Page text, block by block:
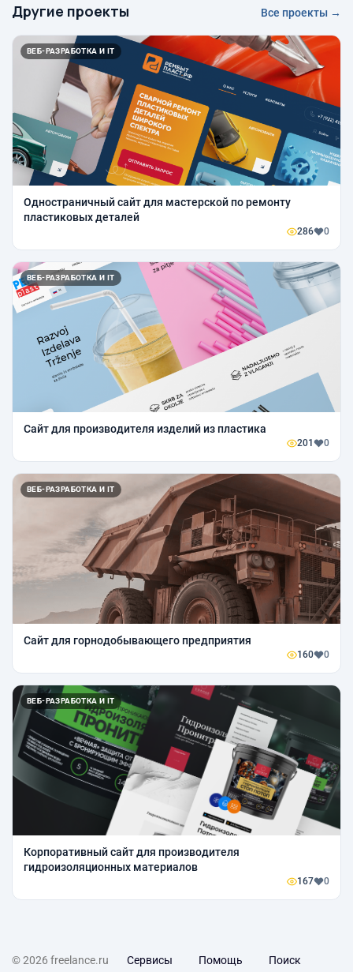
Другие проекты Все проекты →
ВЕБ-РАЗРАБОТКА И IT
Одностраничный сайт для мастерской по ремонту
пластиковых деталей
286 0
ВЕБ-РАЗРАБОТКА И IT
Сайт для производителя изделий из пластика
201 0
ВЕБ-РАЗРАБОТКА И IT
Сайт для горнодобывающего предприятия
160 0
ВЕБ-РАЗРАБОТКА И IT
Корпоративный сайт для производителя
гидроизоляционных материалов
167 0
© 2026 freelance.ru Сервисы Помощь Поиск